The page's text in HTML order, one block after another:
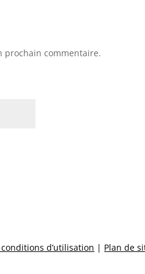
prochain commentaire.
d’utilisation | Plan de